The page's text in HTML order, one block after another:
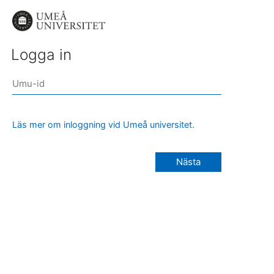
Logga in
Läs mer om inloggning vid Umeå universitet.
Nästa